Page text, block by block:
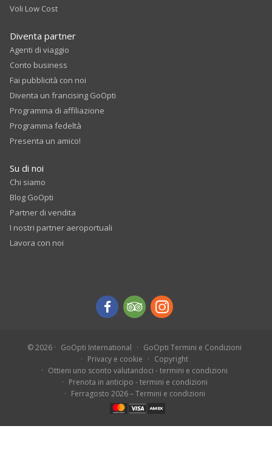
Voli Low Cost
Diventa partner
Agenti di viaggio
Conto business
Fai pubblicità con noi
Diventa un francising GoOpti
Programma di affiliazione
Programma fedeltà
Presenta un amico!
Su di noi
Chi siamo
Blog GoOpti
Partner di vendita
I nostri partner aeroportuali
Lavora con noi
© 2026 GoOpti International
GoOpti Termini e Condizioni
Privacy e cookie
Copyright
Ottieni uno sconto valutandoci - termini e condizioni
Prenota in anticipo - termini e condizioni
Ferragosto 2026 – Termini e condizioni